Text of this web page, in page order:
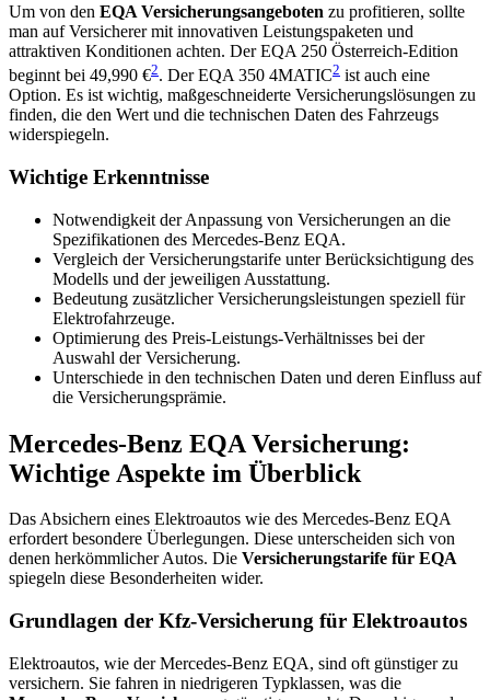
Um von den EQA Versicherungsangeboten zu profitieren, sollte
man auf Versicherer mit innovativen Leistungspaketen und
attraktiven Konditionen achten. Der EQA 250 Österreich-Edition
beginnt bei 49,990 €2. Der EQA 350 4MATIC2 ist auch eine
Option. Es ist wichtig, maßgeschneiderte Versicherungslösungen zu
finden, die den Wert und die technischen Daten des Fahrzeugs
widerspiegeln.
Wichtige Erkenntnisse
Notwendigkeit der Anpassung von Versicherungen an die
Spezifikationen des Mercedes-Benz EQA.
Vergleich der Versicherungstarife unter Berücksichtigung des
Modells und der jeweiligen Ausstattung.
Bedeutung zusätzlicher Versicherungsleistungen speziell für
Elektrofahrzeuge.
Optimierung des Preis-Leistungs-Verhältnisses bei der
Auswahl der Versicherung.
Unterschiede in den technischen Daten und deren Einfluss auf
die Versicherungsprämie.
Mercedes-Benz EQA Versicherung:
Wichtige Aspekte im Überblick
Das Absichern eines Elektroautos wie des Mercedes-Benz EQA
erfordert besondere Überlegungen. Diese unterscheiden sich von
denen herkömmlicher Autos. Die Versicherungstarife für EQA
spiegeln diese Besonderheiten wider.
Grundlagen der Kfz-Versicherung für Elektroautos
Elektroautos, wie der Mercedes-Benz EQA, sind oft günstiger zu
versichern. Sie fahren in niedrigeren Typklassen, was die